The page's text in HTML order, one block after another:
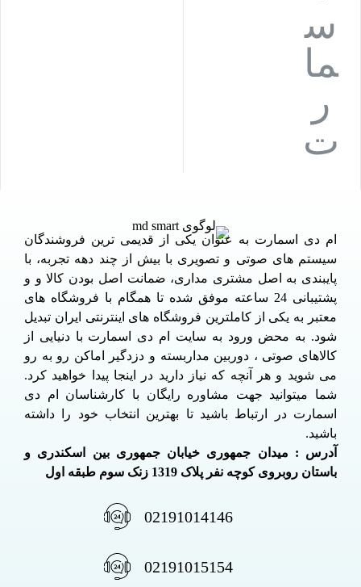
ام دی اسمارت به عنوان یکی از قدیمی ترین فروشندگان
سیستم های صوتی و تصویری با بیش از چند دهه تجربه، با
پایبندی به اصل مشتری مداری، ضمانت اصل بودن کالا و و
پشتیبانی 24 ساعته موفق شده تا همگام با فروشگاه های
معتبر به یکی از کاملترین فروشگاه های اینترنتی ایران تبدیل
شود. به محض ورود به سایت ام دی اسمارت با دنیایی از
کالاهای صوتی ، دوربین مداربسته و دزدگیر اماکن رو به رو
می شوید و هر آنچه که نیاز دارید در اینجا پیدا خواهید کرد.
شما میتوانید جهت مشاوره رایگان با کارشناسان ام دی
اسمارت در ارتباط باشید تا بهترین انتخاب خود را داشته
باشید.
آدرس : میدان جمهوری خیابان جمهوری بین اسکندری و
باستان روبروی کوچه نفر پلاک 1319 زنک سوم طبقه اول
02191014146
02191015154